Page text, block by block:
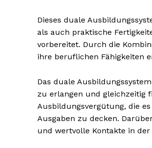
Dieses duale
als auch praktische
vorbereitet. Durch die
ihre beruflichen Fähigkeiten
Das duale
zu erlangen und gleichzeitig
Ausbildungsvergütung, die
Ausgaben zu decken.
und wertvolle Kontakte in